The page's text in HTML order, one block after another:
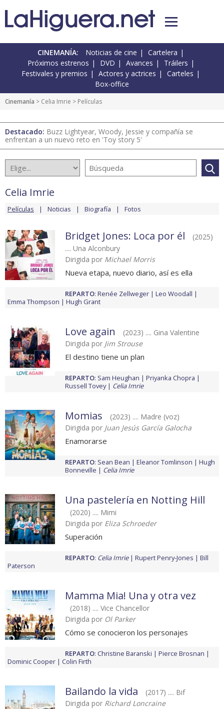
CINEMANÍA: Noticias de cine
Cartelera
Próximos estrenos
DVD Avances
Tráilers
Festivales y premios
Actores y actrices
Carteles
Box-office
Cinemanía > Celia Imrie > Películas
Destacado: Buzz Lightyear, Woody, Jessie y compañía se
enfrentan a un nuevo reto en 'Toy story 5'
Celia Imrie
Películas Noticias Biografía Fotos
Bridget Jones: Loca por él
(2025)
.... Una Alconbury
Dirigida por Michael Morris
Nueva etapa, nuevo diario, así es ella
REPARTO: Renée Zellweger
Leo Woodall
Emma Thompson
Hugh Grant
Love again
(2023) .... Gina Valentine
Dirigida por Jim Strouse
El destino tiene un plan
REPARTO: Sam Heughan
Priyanka Chopra
Russell Tovey
Celia Imrie
Momias
(2023) .... Madre (voz)
Dirigida por Juan Jesús García Galocha
Enamorarse
REPARTO: Sean Bean Eleanor Tomlinson
Hugh
Bonneville
Celia Imrie
Una pastelería en Notting Hill
(2020) .... Mimi
Dirigida por Eliza Schroeder
Superación
REPARTO: Celia Imrie Rupert Penry-Jones
Bill
Paterson
Mamma Mia! Una y otra vez
(2018) .... Vice Chancellor
Dirigida por Ol Parker
Cómo se conocieron los personajes
REPARTO: Christine Baranski
Pierce Brosnan
Dominic Cooper
Colin Firth
Bailando la vida
(2017) .... Bif
Dirigida por Richard Loncraine